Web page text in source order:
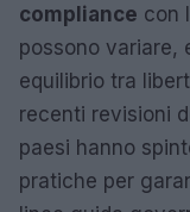
compliance con
possono variare,
equilibrio tra
recenti revisioni
paesi hanno
pratiche per